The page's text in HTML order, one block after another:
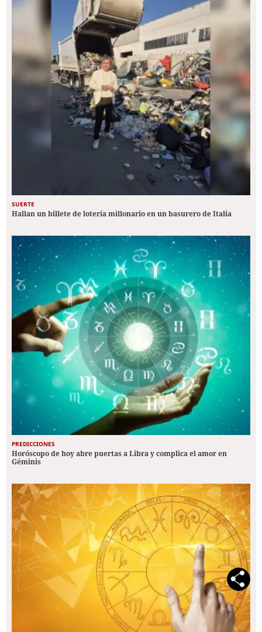
SUERTE
Hallan un billete de lotería millonario en un basurero de Italia
PREDICCIONES
Horóscopo de hoy abre puertas a Libra y complica el amor en
Géminis